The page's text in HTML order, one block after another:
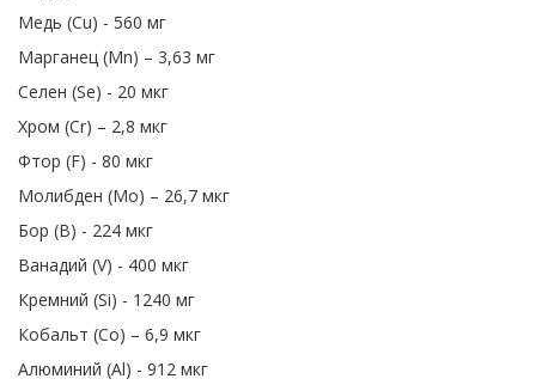
Медь (Cu) - 560 мг
Марганец (Mn) – 3,63 мг
Селен (Se) - 20 мкг
Хром (Cr) – 2,8 мкг
Фтор (F) - 80 мкг
Молибден (Mo) – 26,7 мкг
Бор (B) - 224 мкг
Ванадий (V) - 400 мкг
Кремний (Si) - 1240 мг
Кобальт (Co) – 6,9 мкг
Алюминий (Al) - 912 мкг